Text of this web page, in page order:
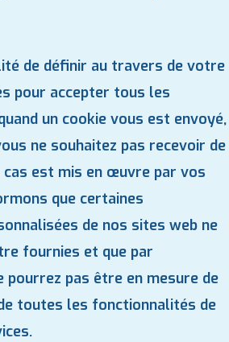
de définir au travers de votre
pour accepter tous les
un cookie vous est envoyé,
ne souhaitez pas recevoir de
cas est mis en œuvre par vos
que certaines
de nos sites web ne
fournies et que par
pourrez pas être en mesure de
toutes les fonctionnalités de